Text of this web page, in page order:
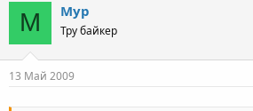
М Мур
Тру байкер
13 Май 2009